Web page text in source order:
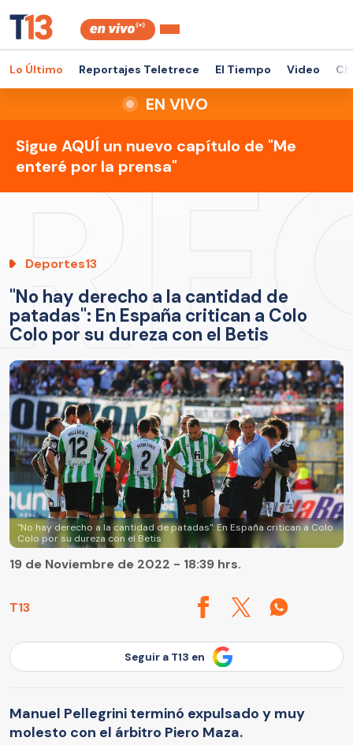
Lo Último Reportajes Teletrece El Tiempo Video
EN VIVO
Sigue AQUÍ un nuevo capítulo de "Me
enteré por la prensa"
Deportes13
"No hay derecho a la cantidad de
patadas": En España critican a Colo
Colo por su dureza con el Betis
"No hay derecho a la cantidad de patadas": En España critican a Colo
Colo por su dureza con el Betis
T13
19 de Noviembre de 2022 - 18:39 hrs.
Seguir a T13 en
Manuel Pellegrini terminó expulsado y muy
molesto con el árbitro Piero Maza.